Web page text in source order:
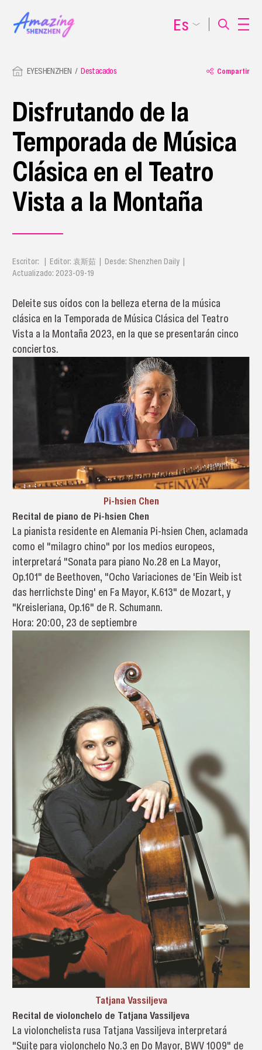
EYESHENZHEN Destacados Compartir
Disfrutando de la
Temporada de Música
Clásica en el Teatro
Vista a la Montaña
Escritor: | Editor: 袁斯茹 | Desde: Shenzhen Daily |
Actualizado: 2023-09-19
Deleite sus oídos con la belleza eterna de la música
clásica en la Temporada de Música Clásica del Teatro
Vista a la Montaña 2023, en la que se presentarán cinco
conciertos.
Pi-hsien Chen
Recital de piano de Pi-hsien Chen
La pianista residente en Alemania Pi-hsien Chen, aclamada
como el "milagro chino" por los medios europeos,
interpretará "Sonata para piano No.28 en La Mayor,
Op.101" de Beethoven, "Ocho Variaciones de 'Ein Weib ist
das herrlichste Ding' en Fa Mayor, K.613" de Mozart, y
"Kreisleriana, Op.16" de R. Schumann.
Hora: 20:00, 23 de septiembre
Tatjana Vassiljeva
Recital de violonchelo de Tatjana Vassiljeva
La violonchelista rusa Tatjana Vassiljeva interpretará
"Suite para violonchelo No.3 en Do Mayor, BWV 1009" de
Es